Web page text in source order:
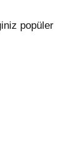
popüler